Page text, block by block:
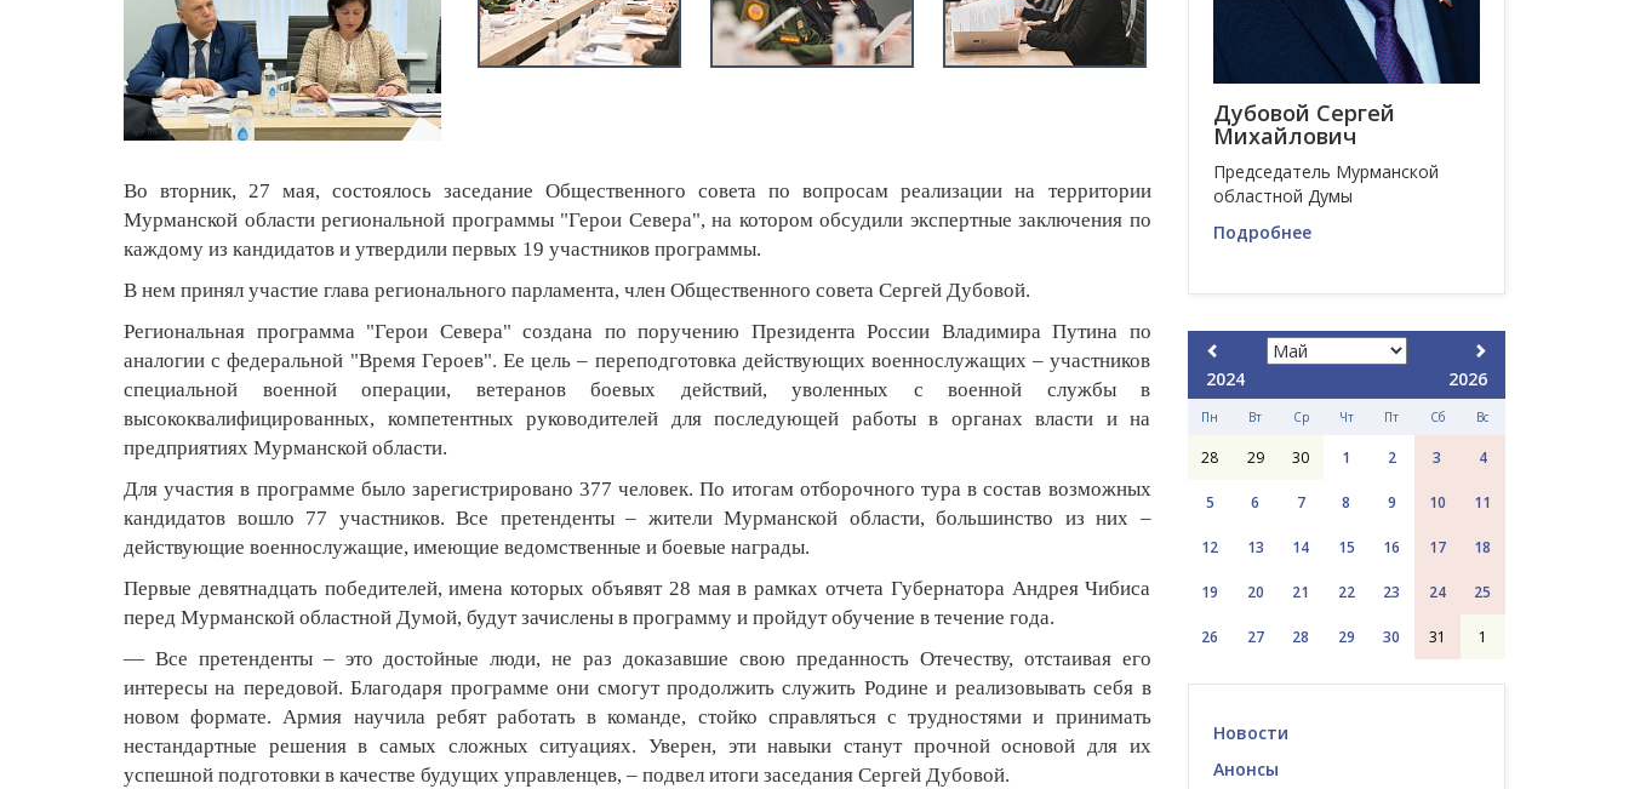
Во вторник, 27 мая, состоялось заседание Общественного совета по вопросам реализации на территории
Мурманской области региональной программы "Герои Севера", на котором обсудили экспертные заключения по
каждому из кандидатов и утвердили первых 19 участников программы.
В нем принял участие глава регионального парламента, член Общественного совета Сергей Дубовой.
Региональная программа "Герои Севера" создана по поручению Президента России Владимира Путина по
аналогии с федеральной "Время Героев". Ее цель – переподготовка действующих военнослужащих – участников
специальной военной операции, ветеранов боевых действий, уволенных с военной службы в
высококвалифицированных, компетентных руководителей для последующей работы в органах власти и на
предприятиях Мурманской области.
Для участия в программе было зарегистрировано 377 человек. По итогам отборочного тура в состав возможных
кандидатов вошло 77 участников. Все претенденты – жители Мурманской области, большинство из них –
действующие военнослужащие, имеющие ведомственные и боевые награды.
Первые девятнадцать победителей, имена которых объявят 28 мая в рамках отчета Губернатора Андрея Чибиса
перед Мурманской областной Думой, будут зачислены в программу и пройдут обучение в течение года.
— Все претенденты – это достойные люди, не раз доказавшие свою преданность Отечеству, отстаивая его
интересы на передовой. Благодаря программе они смогут продолжить служить Родине и реализовывать себя в
новом формате. Армия научила ребят работать в команде, стойко справляться с трудностями и принимать
нестандартные решения в самых сложных ситуациях. Уверен, эти навыки станут прочной основой для их
успешной подготовки в качестве будущих управленцев, – подвел итоги заседания Сергей Дубовой.
Дубовой Сергей
Михайлович
Председатель Мурманской
областной Думы
Подробнее
2024 2026
Пн Вт Ср Чт Пт Сб Вс
28 29 30 1 2 3 4
5 6 7 8 9 10 11
12 13 14 15 16 17 18
19 20 21 22 23 24 25
26 27 28 29 30 31 1
Новости
Анонсы